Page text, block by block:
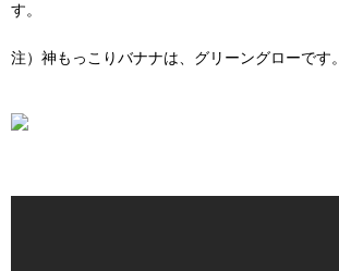
す。
注）神もっこりバナナは、グリーングローです。